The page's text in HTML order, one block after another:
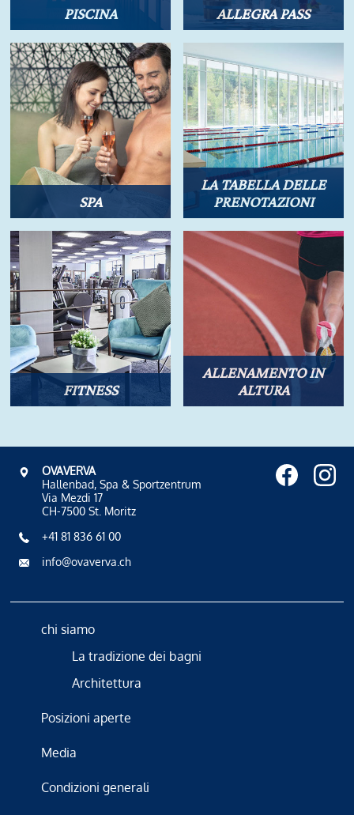
PISCINA ALLEGRA PASS
SPA
LA TABELLA DELLE
PRENOTAZIONI
FITNESS
ALLENAMENTO IN
ALTURA
OVAVERVA
Hallenbad, Spa & Sportzentrum
Via Mezdi 17
CH-7500 St. Moritz
+41 81 836 61 00
info@ovaverva.ch
chi siamo
La tradizione dei bagni
Architettura
Posizioni aperte
Media
Condizioni generali